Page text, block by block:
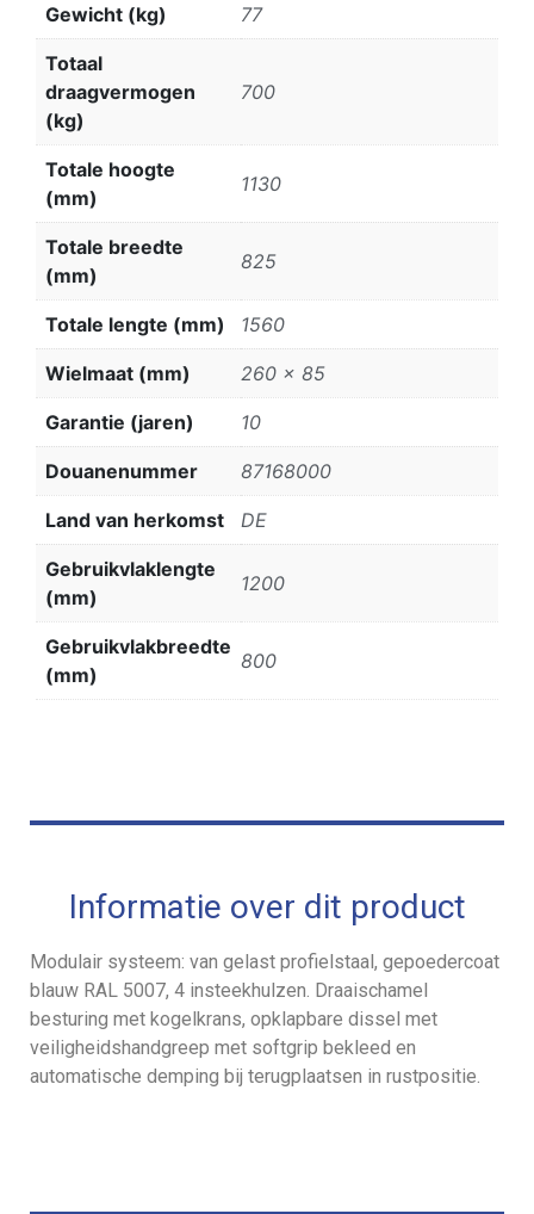
Gewicht (kg) 77
Totaal
draagvermogen
(kg)
700
Totale hoogte
(mm)
1130
Totale breedte
(mm)
825
Totale lengte (mm) 1560
Wielmaat (mm) 260 x 85
Garantie (jaren) 10
Douanenummer 87168000
Land van herkomst DE
Gebruikvlaklengte
(mm)
1200
Gebruikvlakbreedte
(mm)
800
Informatie over dit product
Modulair systeem: van gelast profielstaal, gepoedercoat
blauw RAL 5007, 4 insteekhulzen. Draaischamel
besturing met kogelkrans, opklapbare dissel met
veiligheidshandgreep met softgrip bekleed en
automatische demping bij terugplaatsen in rustpositie.